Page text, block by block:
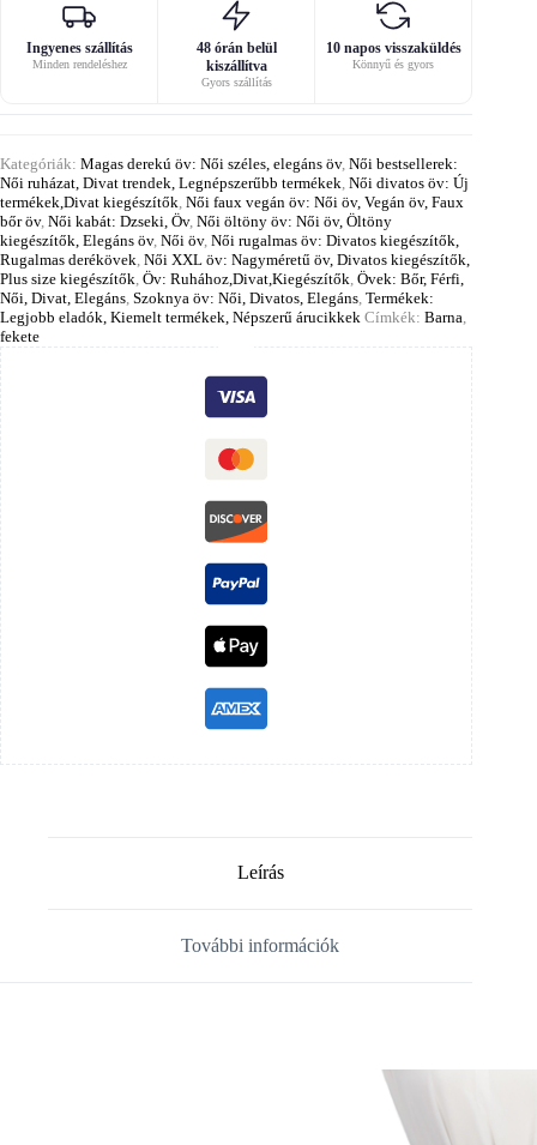
Ingyenes szállítás
Minden rendeléshez
48 órán belül
kiszállítva
Gyors szállítás
10 napos visszaküldés
Könnyű és gyors
Kategóriák: Magas derekú öv: Női széles, elegáns öv, Női bestsellerek:
Női ruházat, Divat trendek, Legnépszerűbb termékek Női divatos öv: Új
termékek,Divat kiegészítők Női faux vegán öv: Női öv, Vegán öv, Faux
bőr öv, Női kabát: Dzseki, Öv, Női öltöny öv: Női öv, Öltöny
kiegészítők, Elegáns öv, Női öv, Női rugalmas öv: Divatos kiegészítők,
Rugalmas derékövek Női XXL öv: Nagyméretű öv, Divatos kiegészítők,
Plus size kiegészítők Öv: Ruhához,Divat,Kiegészítők Övek: Bőr, Férfi,
Női, Divat, Elegáns Szoknya öv: Női, Divatos, Elegáns Termékek:
Legjobb eladók, Kiemelt termékek, Népszerű árucikkek Címkék: Barna
fekete
Leírás
További információk